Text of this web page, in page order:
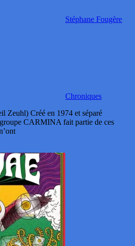
Stéphane Fougère
Chroniques
Créé en 1974 et séparé
CARMINA fait partie de ces